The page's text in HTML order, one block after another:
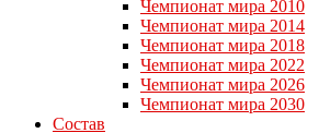
Чемпионат мира 2010
Чемпионат мира 2014
Чемпионат мира 2018
Чемпионат мира 2022
Чемпионат мира 2026
Чемпионат мира 2030
Состав